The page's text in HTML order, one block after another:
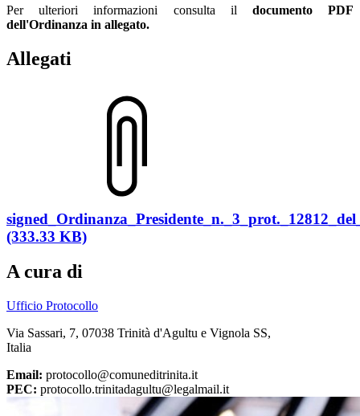
Per ulteriori informazioni consulta il documento PDF
dell'Ordinanza in allegato.
Allegati
(333.33 KB)
A cura di
Ufficio Protocollo
Via Sassari, 7, 07038 Trinità d'Agultu e Vignola SS,
Italia
Email: protocollo@comuneditrinita.it
PEC: protocollo.trinitadagultu@legalmail.it